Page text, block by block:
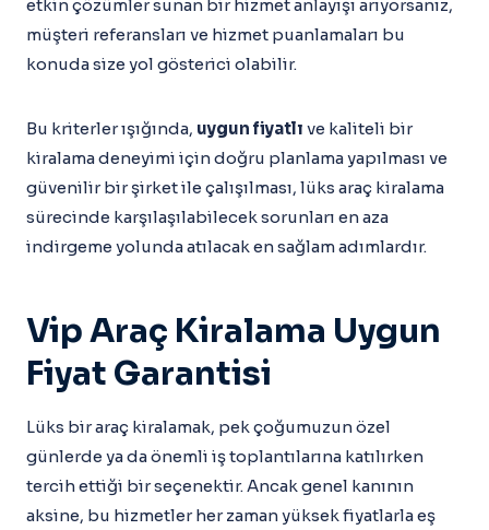
etkin çözümler sunan bir hizmet anlayışı arıyorsanız,
müşteri referansları ve hizmet puanlamaları bu
konuda size yol gösterici olabilir.
Bu kriterler ışığında, uygun fiyatlı ve kaliteli bir
kiralama deneyimi için doğru planlama yapılması ve
güvenilir bir şirket ile çalışılması, lüks araç kiralama
sürecinde karşılaşılabilecek sorunları en aza
indirgeme yolunda atılacak en sağlam adımlardır.
Vip Araç Kiralama Uygun
Fiyat Garantisi
Lüks bir araç kiralamak, pek çoğumuzun özel
günlerde ya da önemli iş toplantılarına katılırken
tercih ettiği bir seçenektir. Ancak genel kanının
aksine, bu hizmetler her zaman yüksek fiyatlarla eş